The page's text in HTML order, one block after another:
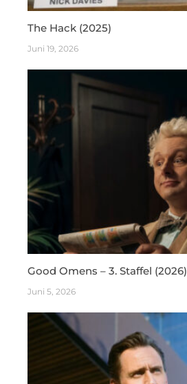
The Hack (2025)
Juni 19, 2026
Good Omens – 3. Staffel (2026)
Juni 5, 2026